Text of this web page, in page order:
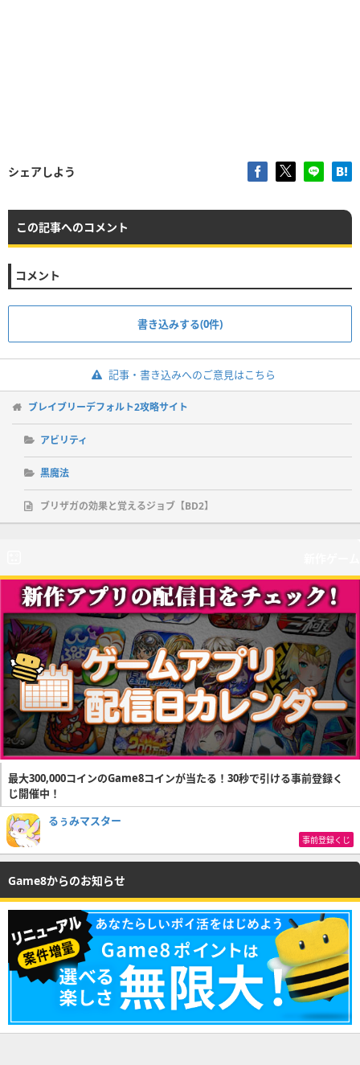
シェアしよう
この記事へのコメント
コメント
書き込みする(0件)
記事・書き込みへのご意見はこちら
ブレイブリーデフォルト2攻略サイト
アビリティ
黒魔法
ブリザガの効果と覚えるジョブ【BD2】
最大300,000コインのGame8コインが当たる！30秒で引ける事前登録く
じ開催中！
るぅみマスター
事前登録くじ
Game8からのお知らせ